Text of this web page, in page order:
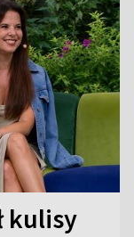
kulisy